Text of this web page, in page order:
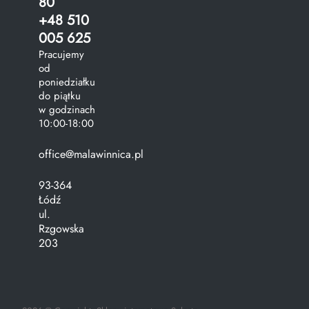
+48 510
005 625
Pracujemy
od
poniedziałku
do piątku
w godzinach
10:00-18:00
office@malawinnica.pl
93-364
Łódź
ul.
Rzgowska
203